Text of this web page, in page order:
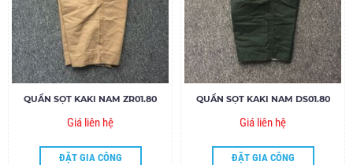
QUẦN SỌT KAKI NAM ZR01.80
Giá liên hệ
ĐẶT GIA CÔNG
QUẦN SỌT KAKI NAM DS01.80
Giá liên hệ
ĐẶT GIA CÔNG